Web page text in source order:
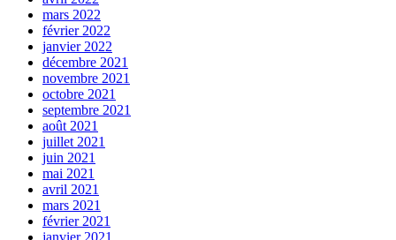
mars 2022
février 2022
janvier 2022
décembre 2021
novembre 2021
octobre 2021
septembre 2021
août 2021
juillet 2021
juin 2021
mai 2021
avril 2021
mars 2021
février 2021
janvier 2021